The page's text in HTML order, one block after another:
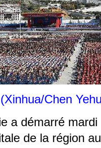
(Xinhua/Chen
a démarré
de la région